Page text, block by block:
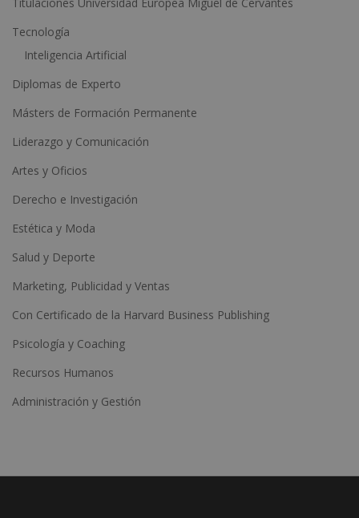
Titulaciones Universidad Europea Miguel de Cervantes
Tecnología
Inteligencia Artificial
Diplomas de Experto
Másters de Formación Permanente
Liderazgo y Comunicación
Artes y Oficios
Derecho e Investigación
Estética y Moda
Salud y Deporte
Marketing, Publicidad y Ventas
Con Certificado de la Harvard Business Publishing
Psicología y Coaching
Recursos Humanos
Administración y Gestión